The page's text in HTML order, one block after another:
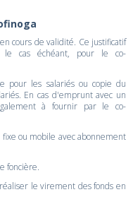
cours de validité. Ce justificatif
le cas échéant, pour le co-
pour les salariés ou copie du
En cas d'emprunt avec un
à fournir par le co-
ou mobile avec abonnement
foncière.
le virement des fonds en